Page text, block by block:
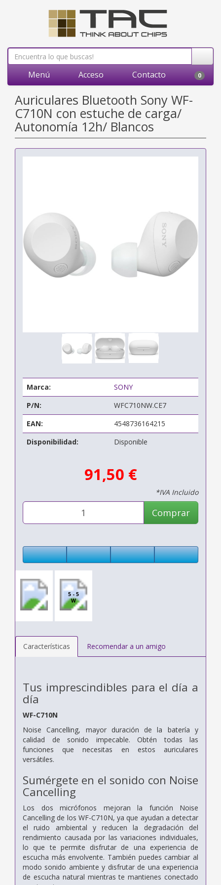
Menú Acceso Contacto 0
Auriculares Bluetooth Sony WF-
C710N con estuche de carga/
Autonomía 12h/ Blancos
Marca:
SONY
P/N:
WFC710NW.CE7
EAN:
4548736164215
Disponibilidad:
Disponible
91,50 €
*IVA Incluido
Comprar
5 - 5
W
Características Recomendar a un amigo
Tus imprescindibles para el día a
día
WF-C710N
Noise Cancelling, mayor duración de la batería y
calidad de sonido impecable. Obtén todas las
funciones que necesitas en estos auriculares
versátiles.
Sumérgete en el sonido con Noise
Cancelling
Los dos micrófonos mejoran la función Noise
Cancelling de los WF-C710N, ya que ayudan a detectar
el ruido ambiental y reducen la degradación del
rendimiento causada por las variaciones individuales,
lo que te permite disfrutar de una experiencia de
escucha más envolvente. También puedes cambiar al
modo sonido ambiente y disfrutar de una experiencia
de escucha natural mientras te mantienes conectado